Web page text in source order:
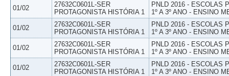
01/02
27632C0601L-SER
PROTAGONISTA HISTÓRIA 1
PNLD 2016 - ESCOLAS
1º A 3º ANO - ENSINO
01/02
27632C0601L-SER
PROTAGONISTA HISTÓRIA 1
PNLD 2016 - ESCOLAS
1º A 3º ANO - ENSINO
01/02
27632C0601L-SER
PROTAGONISTA HISTÓRIA 1
PNLD 2016 - ESCOLAS
1º A 3º ANO - ENSINO
01/02
27632C0601L-SER
PROTAGONISTA HISTÓRIA 1
PNLD 2016 - ESCOLAS
1º A 3º ANO - ENSINO